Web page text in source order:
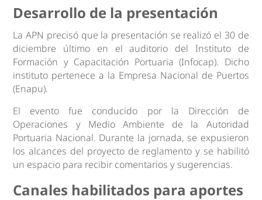
Desarrollo de la presentación
La APN precisó que la presentación se realizó el 30 de
diciembre último en el auditorio del Instituto de
Formación y Capacitación Portuaria (Infocap). Dicho
instituto pertenece a la Empresa Nacional de Puertos
(Enapu).
El evento fue conducido por la Dirección de
Operaciones y Medio Ambiente de la Autoridad
Portuaria Nacional. Durante la jornada, se expusieron
los alcances del proyecto de reglamento y se habilitó
un espacio para recibir comentarios y sugerencias.
Canales habilitados para aportes